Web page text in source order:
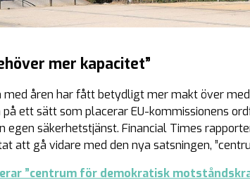
mer kapacitet”
med åren har fått betydligt mer makt över
ett sätt som placerar EU-kommissionens
egen säkerhetstjänst. Financial Times
att gå vidare med den nya satsningen,
”centrum för demokratisk